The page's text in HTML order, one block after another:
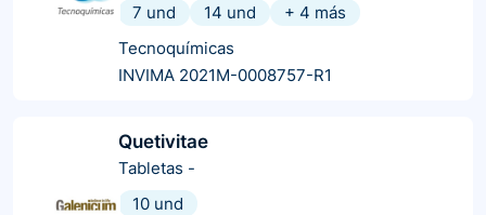
7 und
14 und + 4 más
Tecnoquímicas
INVIMA 2021M-0008757-R1
Quetivitae
Tabletas -
10 und